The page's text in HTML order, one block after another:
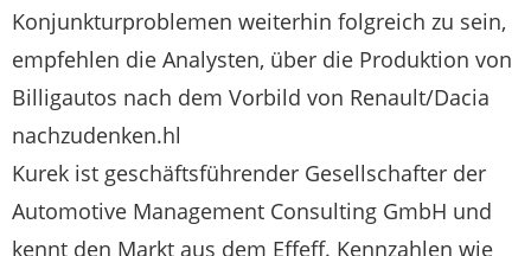
Konjunkturproblemen weiterhin folgreich zu sein,
empfehlen die Analysten, über die Produktion von
Billigautos nach dem Vorbild von Renault/Dacia
nachzudenken.hl
Kurek ist geschäftsführender Gesellschafter der
Automotive Management Consulting GmbH und
kennt den Markt aus dem Effeff. Kennzahlen wie